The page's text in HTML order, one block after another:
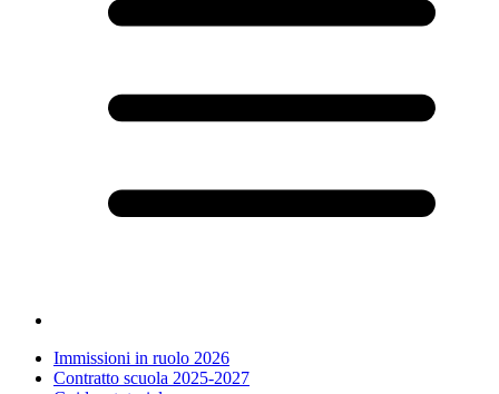
Immissioni in ruolo 2026
Contratto scuola 2025-2027